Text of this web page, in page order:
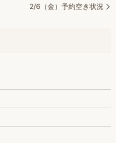
2/6（金）予約空き状況